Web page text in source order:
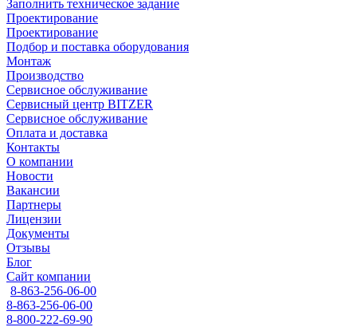
Заполнить техническое задание
Проектирование
Проектирование
Подбор и поставка оборудования
Монтаж
Производство
Сервисное обслуживание
Сервисный центр BITZER
Сервисное обслуживание
Оплата и доставка
Контакты
О компании
Новости
Вакансии
Партнеры
Лицензии
Документы
Отзывы
Блог
Сайт компании
8-863-256-06-00
8-863-256-06-00
8-800-222-69-90